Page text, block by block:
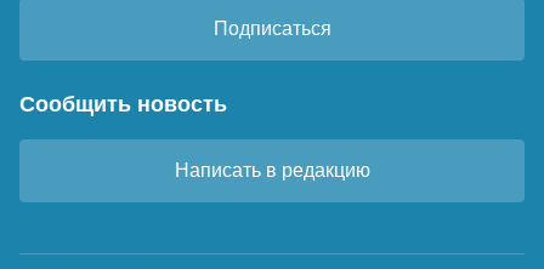
Подписаться
Сообщить новость
Написать в редакцию